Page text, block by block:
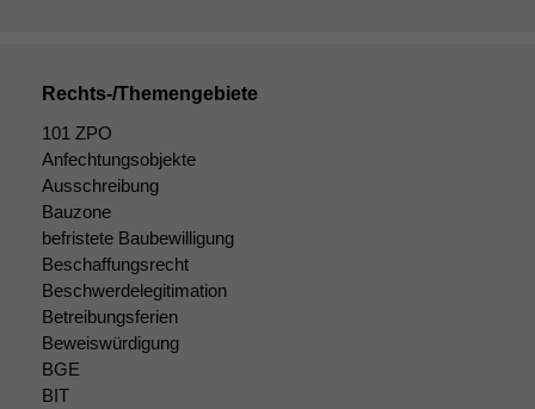
Rechts-/Themengebiete
101 ZPO
Anfechtungsobjekte
Ausschreibung
Bauzone
befristete Baubewilligung
Beschaffungsrecht
Beschwerdelegitimation
Betreibungsferien
Beweiswürdigung
BGE
BIT